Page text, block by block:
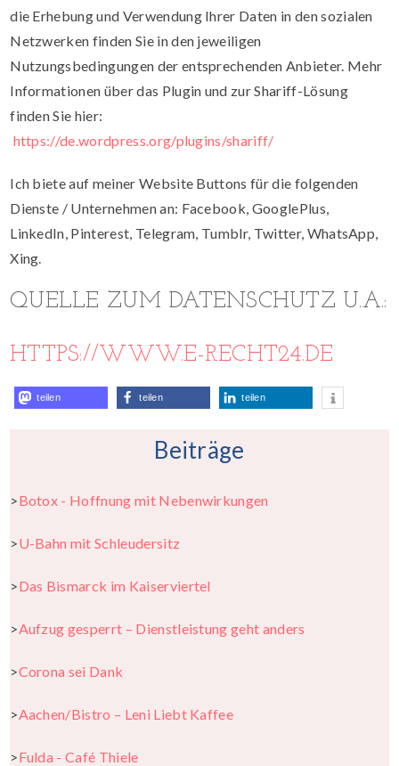
die Erhebung und Verwendung Ihrer Daten in den sozialen
Netzwerken finden Sie in den jeweiligen
Nutzungsbedingungen der entsprechenden Anbieter. Mehr
Informationen über das Plugin und zur Shariff-Lösung
finden Sie hier:
https://de.wordpress.org/plugins/shariff/
Ich biete auf meiner Website Buttons für die folgenden
Dienste / Unternehmen an: Facebook, GooglePlus,
LinkedIn, Pinterest, Telegram, Tumblr, Twitter, WhatsApp,
Xing.
QUELLE ZUM DATENSCHUTZ U.A.:
HTTPS://WWW.E-RECHT24.DE
teilen teilen teilen
Beiträge
>Botox - Hoffnung mit Nebenwirkungen
>U-Bahn mit Schleudersitz
>Das Bismarck im Kaiserviertel
>Aufzug gesperrt – Dienstleistung geht anders
>Corona sei Dank
>Aachen/Bistro – Leni Liebt Kaffee
>Fulda - Café Thiele